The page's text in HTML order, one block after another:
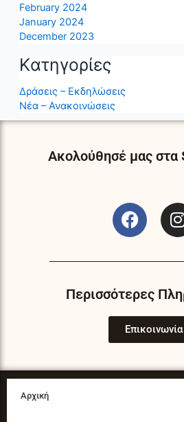
February 2024
January 2024
December 2023
Kατηγορίες
Δράσεις – Εκδηλώσεις
Νέα – Ανακοινώσεις
Ακολούθησέ μας στα
F
a
e
o
o
k
I
t
r
a
Περισσότερες
Επικοινωνία
Αρχική